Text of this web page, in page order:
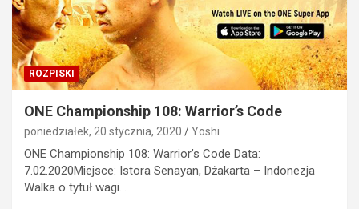
ROZPISKI
ONE Championship 108: Warrior’s Code
poniedziałek, 20 stycznia, 2020 Yoshi
ONE Championship 108: Warrior’s Code Data:
7.02.2020Miejsce: Istora Senayan, Dżakarta – Indonezja
Walka o tytuł wagi…